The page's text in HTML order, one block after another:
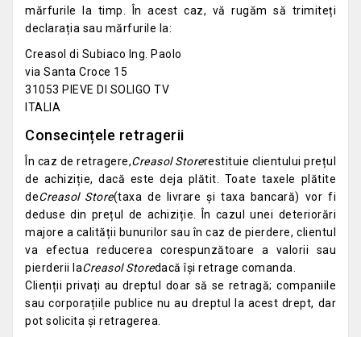
mărfurile la timp. În acest caz, vă rugăm să trimiteți
declarația sau mărfurile la:
Creasol di Subiaco Ing. Paolo
via Santa Croce 15
31053 PIEVE DI SOLIGO TV
ITALIA
Consecințele retragerii
În caz de retragere,Creasol Storerestituie clientului prețul
de achiziție, dacă este deja plătit. Toate taxele plătite
deCreasol Store(taxa de livrare și taxa bancară) vor fi
deduse din prețul de achiziție. În cazul unei deteriorări
majore a calității bunurilor sau în caz de pierdere, clientul
va efectua reducerea corespunzătoare a valorii sau
pierderii laCreasol Storedacă își retrage comanda.
Clienții privați au dreptul doar să se retragă; companiile
sau corporațiile publice nu au dreptul la acest drept, dar
pot solicita și retragerea.